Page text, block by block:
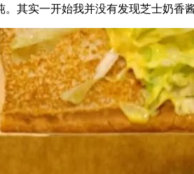
其实一开始我并没有发现芝士奶